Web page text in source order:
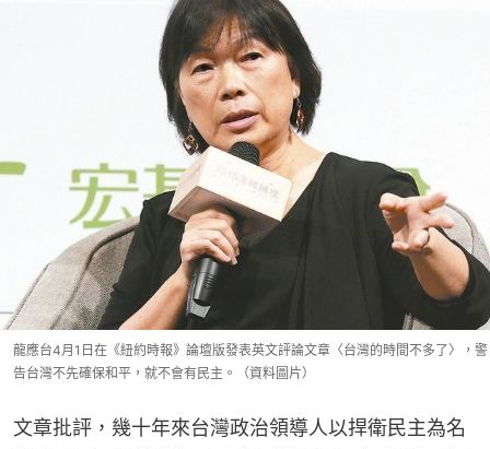
龍應台4月1日在《紐約時報》論壇版發表英文評論文章〈台灣的時間不多了〉，警
告台灣不先確保和平，就不會有民主。（資料圖片）
文章批評，幾十年來台灣政治領導人以捍衛民主為名